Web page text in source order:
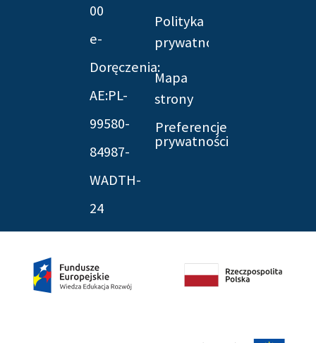
00
e-
Doręczenia:
AE:PL-
99580-
84987-
WADTH-
24
Polityka
prywatności
Mapa
strony
Preferencje
prywatności